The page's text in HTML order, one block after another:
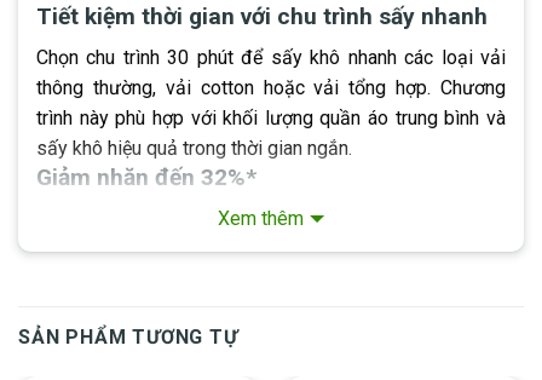
Tiết kiệm thời gian với chu trình sấy nhanh
Chọn chu trình 30 phút để sấy khô nhanh các loại vải
thông thường, vải cotton hoặc vải tổng hợp. Chương
trình này phù hợp với khối lượng quần áo trung bình và
sấy khô hiệu quả trong thời gian ngắn.
Giảm nhăn đến 32%*
Chuyển động luân phiên của lồng giặt giúp quần áo
không bị rối, giảm nhăn đến 32% khi so sánh với phơi
kiểm nghiệm và chứng nhận bởi THTI
Xem thêm
SẢN PHẨM TƯƠNG TỰ